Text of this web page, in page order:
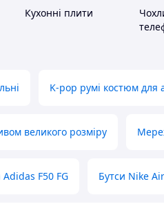
Кухонні плити
K-pop румі костюм для
великого розміру
Adidas F50 FG Бутси Nike